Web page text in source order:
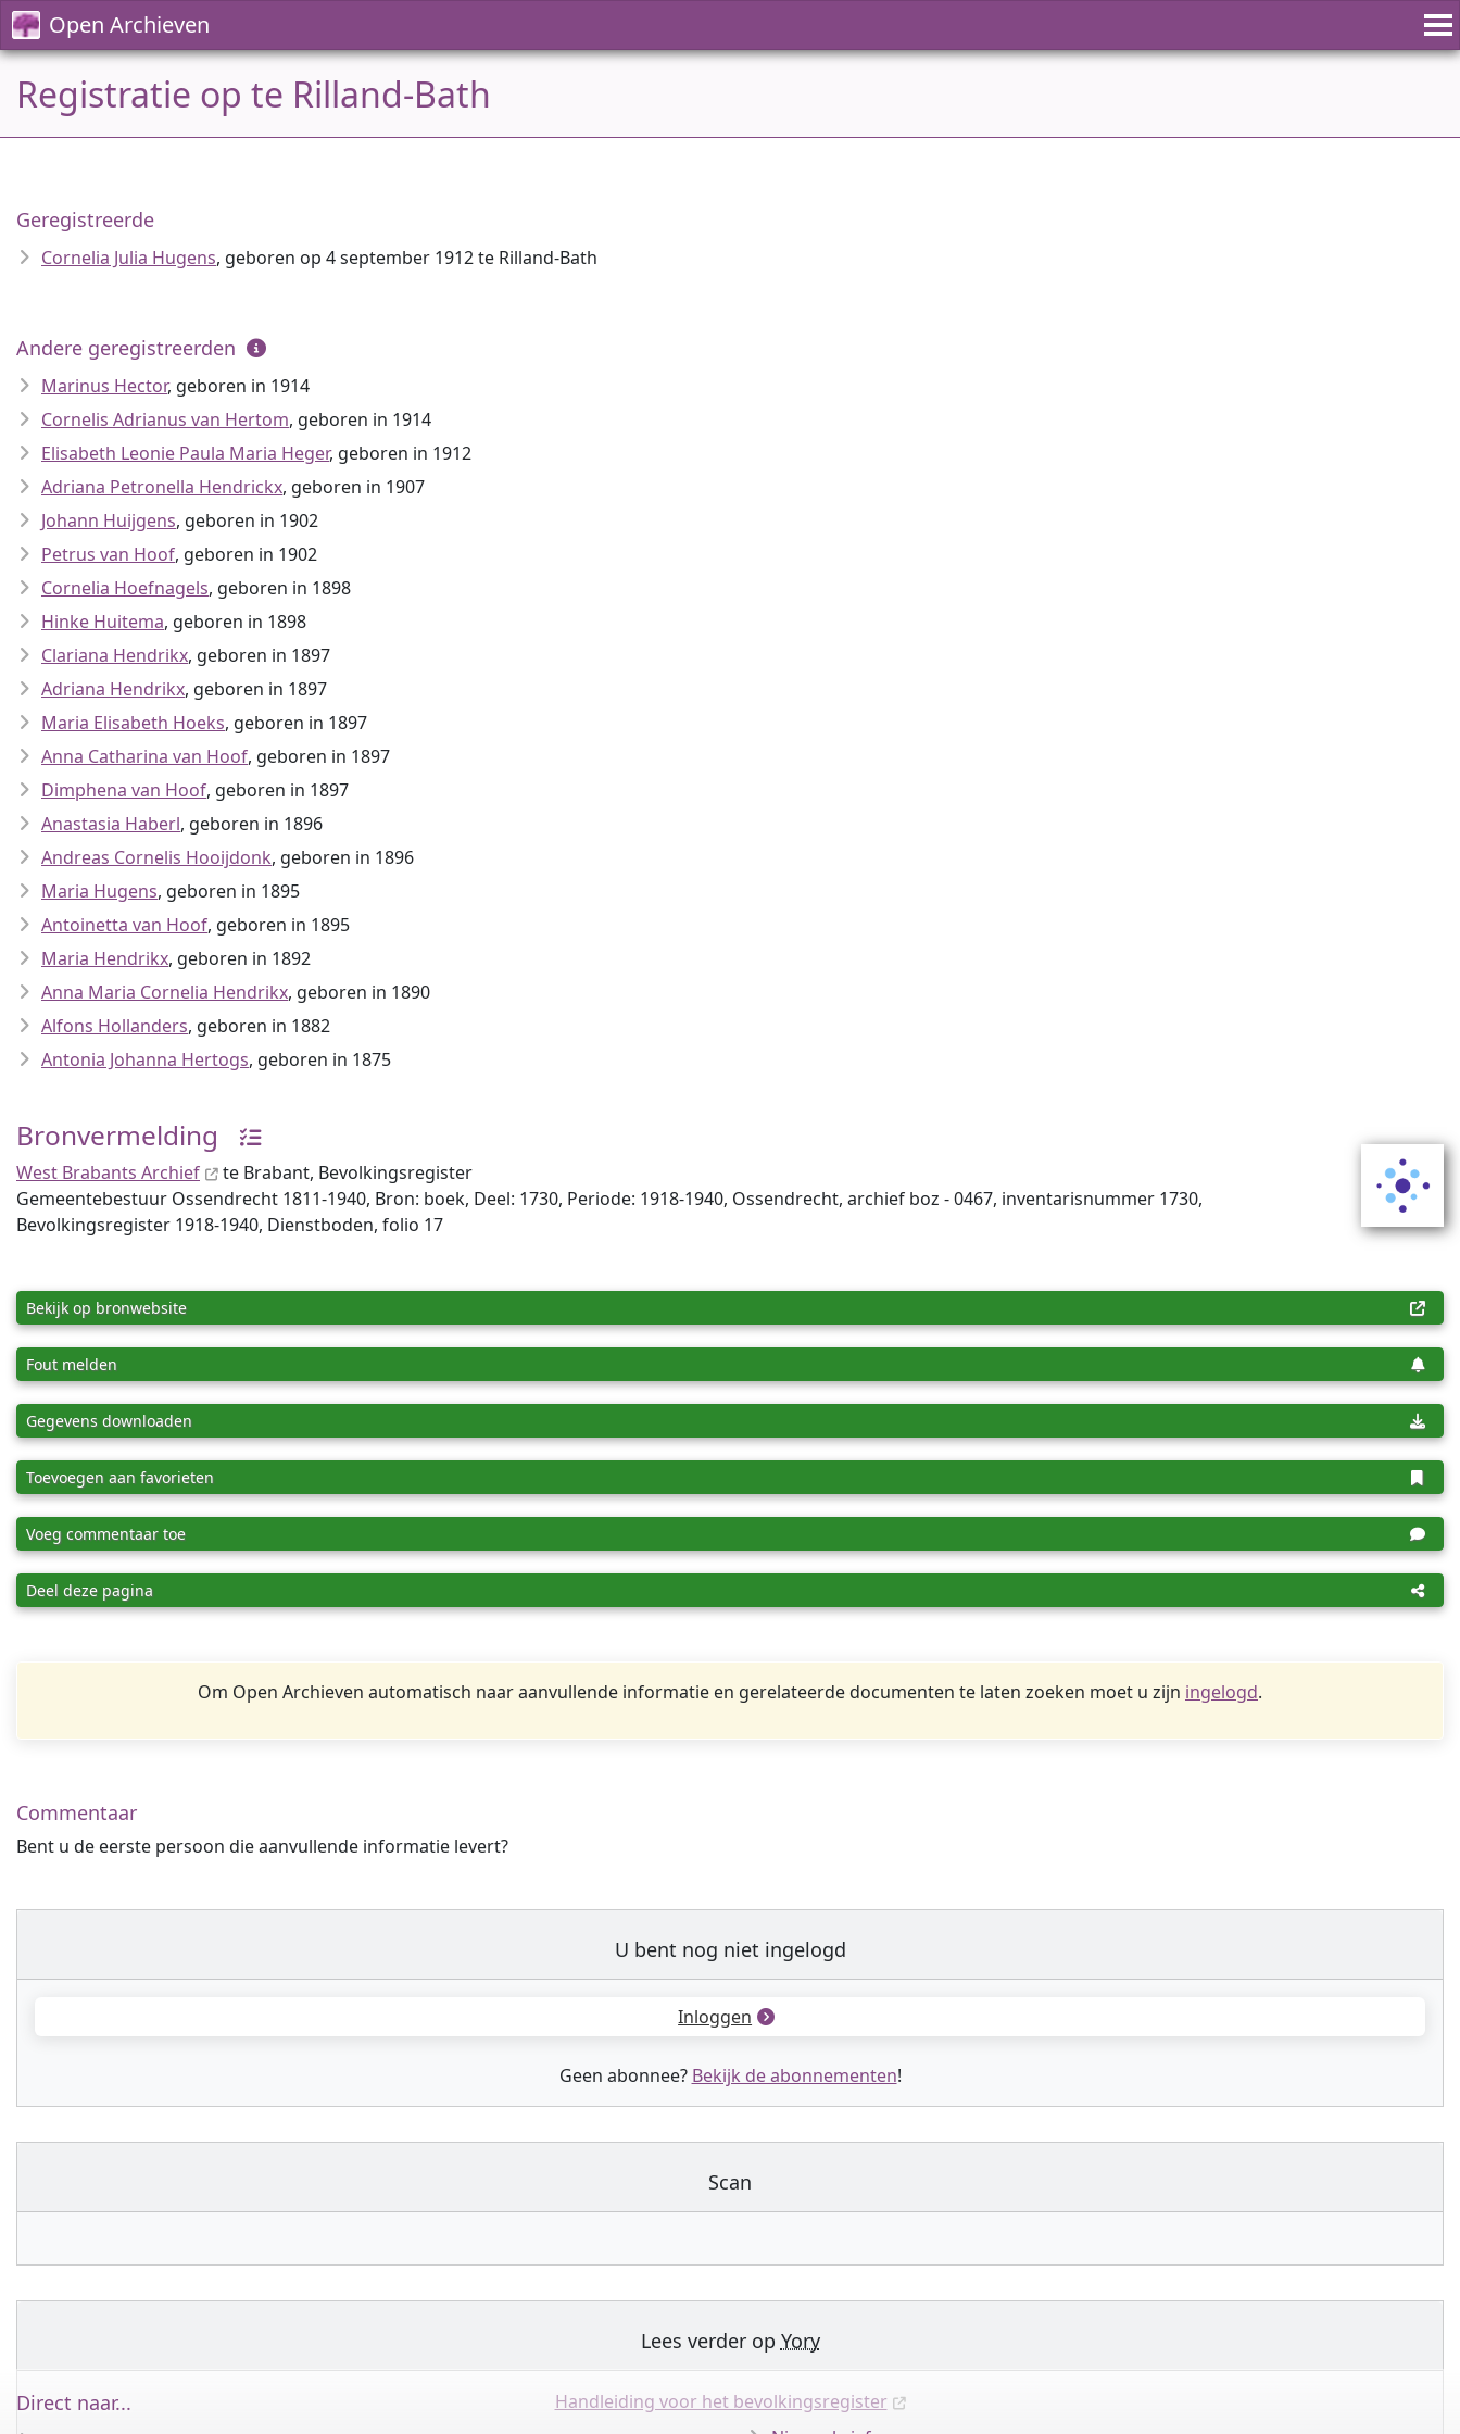
Open Archieven
Registratie op te Rilland-Bath
Geregistreerde
Cornelia Julia Hugens, geboren op 4 september 1912 te Rilland-Bath
Andere geregistreerden
Marinus Hector, geboren in 1914
Cornelis Adrianus van Hertom, geboren in 1914
Elisabeth Leonie Paula Maria Heger, geboren in 1912
Adriana Petronella Hendrickx, geboren in 1907
Johann Huijgens, geboren in 1902
Petrus van Hoof, geboren in 1902
Cornelia Hoefnagels, geboren in 1898
Hinke Huitema, geboren in 1898
Clariana Hendrikx, geboren in 1897
Adriana Hendrikx, geboren in 1897
Maria Elisabeth Hoeks, geboren in 1897
Anna Catharina van Hoof, geboren in 1897
Dimphena van Hoof, geboren in 1897
Anastasia Haberl, geboren in 1896
Andreas Cornelis Hooijdonk, geboren in 1896
Maria Hugens, geboren in 1895
Antoinetta van Hoof, geboren in 1895
Maria Hendrikx, geboren in 1892
Anna Maria Cornelia Hendrikx, geboren in 1890
Alfons Hollanders, geboren in 1882
Antonia Johanna Hertogs, geboren in 1875
Bronvermelding
West Brabants Archief
te Brabant, Bevolkingsregister
Gemeentebestuur Ossendrecht 1811-1940, Bron: boek, Deel: 1730, Periode: 1918-1940, Ossendrecht, archief boz - 0467, inventaris­num­mer 1730,
Bevolkingsregister 1918-1940, Dienstboden, folio 17
Bekijk op bronwebsite
Fout melden
Gegevens downloaden
Toevoegen aan favorieten
Voeg commentaar toe
Deel deze pagina
Om Open Archieven automatisch naar aanvullende informatie en gerelateerde documenten te laten zoeken moet u zijn ingelogd.
Commentaar
Bent u de eerste persoon die aanvullende informatie levert?
U bent nog niet ingelogd
Inloggen
Geen abonnee? Bekijk de abonnementen!
Scan
Lees verder op Yory
Handleiding voor het bevolkingsregister
Direct naar...